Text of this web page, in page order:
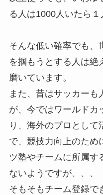
る人は1000人いたら１
そんな低い確率でも、
を掴もうとする人は絶
磨いています。
また、昔はサッカーも
が、今ではワールドカ
り、海外のプロとし
で、競技力向上のため
ツ塾やチームに所属す
ないようですが、、、
そもそもチーム登録で